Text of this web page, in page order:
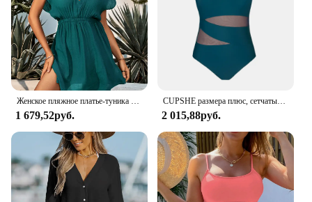
1 679,52руб.
CUPSHE размера плюс, сетчатый Цельный купальник на одно плечо для женщин, сексуальный, большой размер 3XL, монокини, купальные костюмы, 2023, пляжный купальник
2 015,88руб.